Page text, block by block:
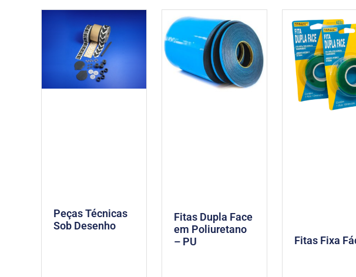
Peças Técnicas
Sob Desenho
Fitas Dupla Face
em Poliuretano
– PU
Fitas Fixa